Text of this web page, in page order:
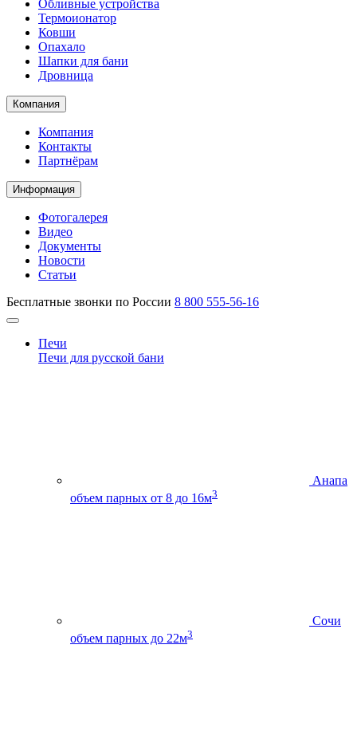
Обливные устройства
Термоионатор
Ковши
Опахало
Шапки для бани
Дровница
Компания
Компания
Контакты
Партнёрам
Информация
Фотогалерея
Видео
Документы
Новости
Статьи
Бесплатные звонки по России 8 800 555-56-16
Печи
Печи для русской бани
Анапа
объем парных от 8 до 16м3
Сочи
объем парных до 22м3